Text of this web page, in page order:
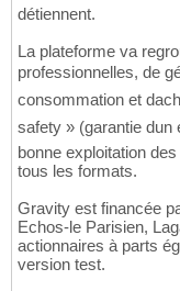
détiennent.
La plateforme va
professionnelles, de
consommation et
safety » (garantie
bonne exploitation
tous les formats.
Gravity est financée
Echos-le Parisien,
actionnaires à parts
version test.